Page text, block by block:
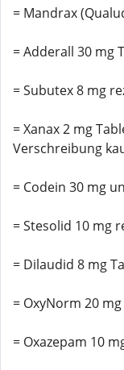
= Mandrax
= Adderall 30 mg
= Subutex 8 mg
= Xanax 2 mg
Verschreibung
= Codein 30 mg
= Stesolid 10 mg
= Dilaudid 8 mg
= OxyNorm 20
= Oxazepam 10